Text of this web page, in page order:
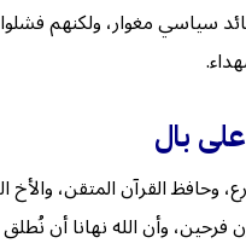
سياسي مغوار، ولكنهم
بال
وحافظ القرآن المتقن،
فرحين، وأن الله نهانا أن